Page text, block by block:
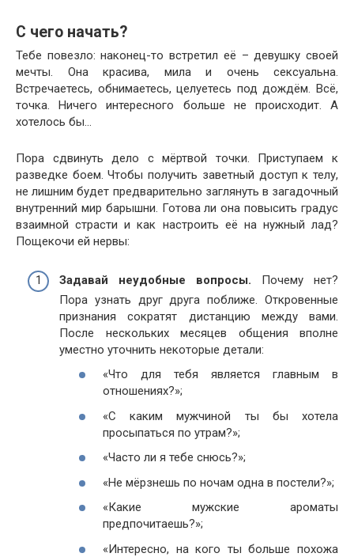
С чего начать?
Тебе повезло: наконец-то встретил её – девушку своей
мечты. Она красива, мила и очень сексуальна.
Встречаетесь, обнимаетесь, целуетесь под дождём. Всё,
точка. Ничего интересного больше не происходит. А
хотелось бы…
Пора сдвинуть дело с мёртвой точки. Приступаем к
разведке боем. Чтобы получить заветный доступ к телу,
не лишним будет предварительно заглянуть в загадочный
внутренний мир барышни. Готова ли она повысить градус
взаимной страсти и как настроить её на нужный лад?
Пощекочи ей нервы:
Задавай неудобные вопросы. Почему нет?
Пора узнать друг друга поближе. Откровенные
признания сократят дистанцию между вами.
После нескольких месяцев общения вполне
уместно уточнить некоторые детали:
«Что для тебя является главным в
отношениях?»;
«С каким мужчиной ты бы хотела
просыпаться по утрам?»;
«Часто ли я тебе снюсь?»;
«Не мёрзнешь по ночам одна в постели?»;
«Какие мужские ароматы
предпочитаешь?»;
«Интересно, на кого ты больше похожа